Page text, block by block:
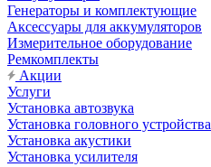
Генераторы и комплектующие
Аксессуары для аккумуляторов
Измерительное оборудование
Ремкомплекты
Акции
Услуги
Установка автозвука
Установка головного устройства
Установка акустики
Установка усилителя